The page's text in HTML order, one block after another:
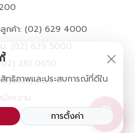
สิทธิภาพและประสบการณ์ที่ดีใน
การตั้งค่า
กค้า: (02) 629 4000
ม: (02) 629 5000
281 0650
มัครงาน